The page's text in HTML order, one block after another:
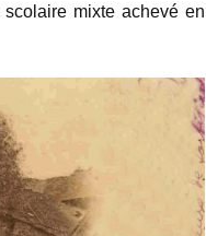
mixte achevé en